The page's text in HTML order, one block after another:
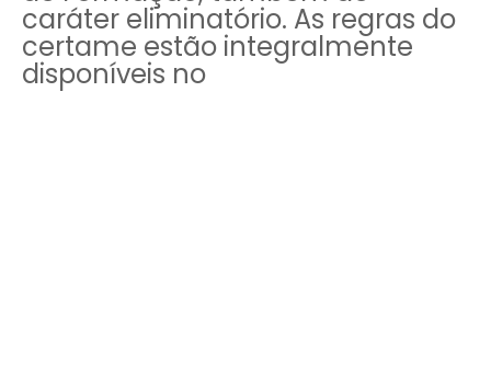
caráter eliminatório. As regras do
certame estão integralmente
disponíveis no